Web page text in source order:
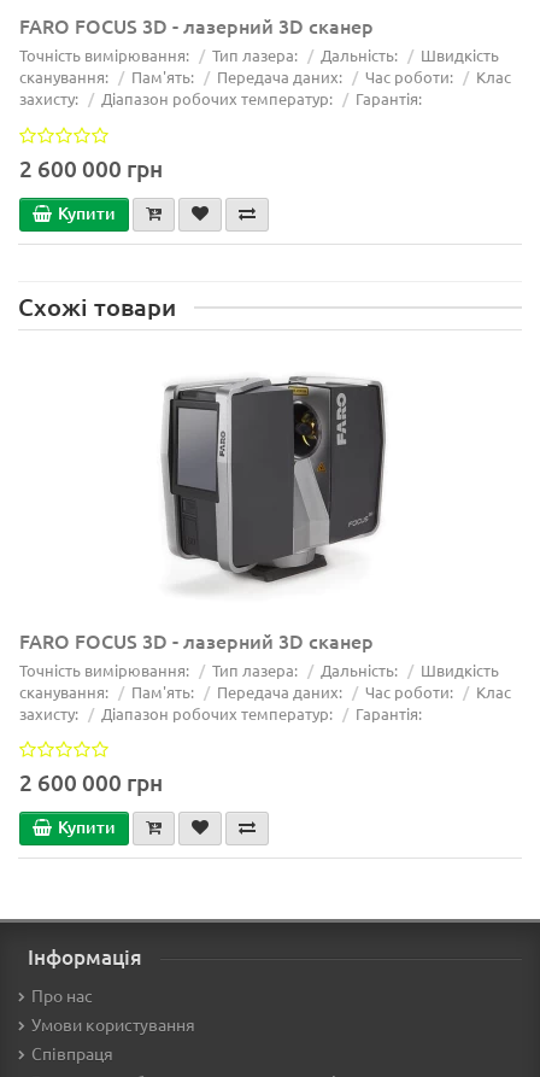
FARO FOCUS 3D - лазерний 3D сканер
Точність вимірювання: Тип лазера: Дальність:
Швидкість
сканування:
Пам'ять: Передача даних: Час роботи:
Клас
захисту:
Діапазон робочих температур: Гарантія:
2 600 000 грн
Купити
Схожі товари
FARO FOCUS 3D - лазерний 3D сканер
Точність вимірювання: Тип лазера: Дальність:
Швидкість
сканування:
Пам'ять: Передача даних: Час роботи:
Клас
захисту:
Діапазон робочих температур: Гарантія:
2 600 000 грн
Купити
Інформація
Про нас
Умови користування
Співпраця